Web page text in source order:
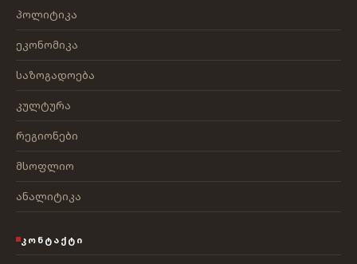
პოლიტიკა
ეკონომიკა
საზოგადოება
კულტურა
რეგიონები
მსოფლიო
ანალიტიკა
ᲙᲝᲜᲢᲐᲥᲢᲘ